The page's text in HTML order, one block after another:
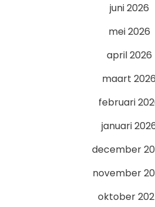
juni 2026
mei 2026
april 2026
maart 2026
februari
januari
december
november
oktober